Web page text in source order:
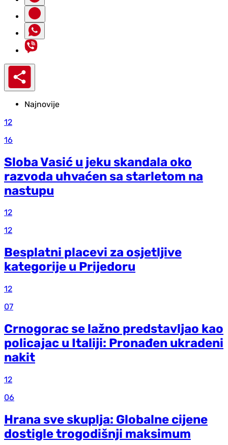
Najnovije
12
16
Sloba Vasić u jeku skandala oko
razvoda uhvaćen sa starletom na
nastupu
12
12
Besplatni placevi za osjetljive
kategorije u Prijedoru
12
07
Crnogorac se lažno predstavljao kao
policajac u Italiji: Pronađen ukradeni
nakit
12
06
Hrana sve skuplja: Globalne cijene
dostigle trogodišnji maksimum